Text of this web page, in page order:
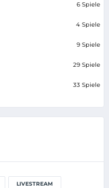
6 Spiele
4 Spiele
9 Spiele
29 Spiele
33 Spiele
LIVESTREAM